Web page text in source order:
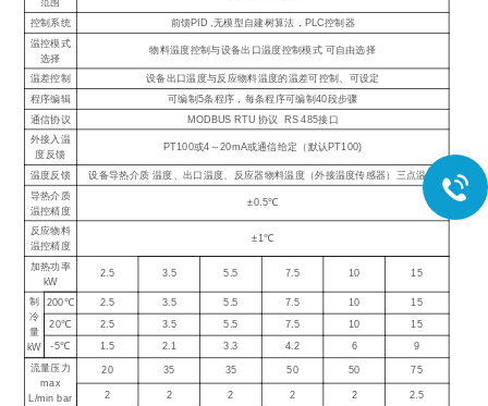
范围
控制系统
前馈PID ,无模型自建树算法，PLC控制器
温控模式
选择
物料温度控制与设备出口温度控制模式 可自由选择
温差控制 设备出口温度与反应物料温度的温差可控制、可设定
程序编辑 可编制5条程序，每条程序可编制40段步骤
通信协议
MODBUS RTU 协议 RS 485接口
外接入温
度反馈
PT100或4～20mA或通信给定（默认PT100)
温度反馈
设备导热介质 温度、出口温度、反应器物料温度（外接温度传感器）三点温度
导热介质
温控精度
±0.5℃
反应物料
温控精度
±1℃
加热功率
kW
2.5 3.5 5.5 7.5 10 15
制
冷
量
kW
200℃ 2.5 3.5 5.5 7.5 10
15
20℃
2.5 3.5 5.5 7.5 10
15
-5℃
1.5 2.1 3.3 4.2 6
9
流量压力
max
L/min bar
20 35 35 50 50 75
2 2 2 2 2 2.5